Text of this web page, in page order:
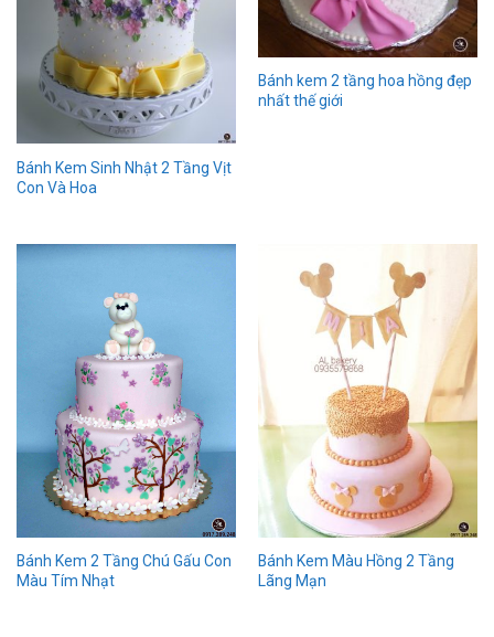
Bánh Kem Sinh Nhật 2 Tầng Vịt
Con Và Hoa
Bánh kem 2 tầng hoa hồng đẹp
nhất thế giới
Bánh Kem 2 Tầng Chú Gấu Con
Màu Tím Nhạt
Bánh Kem Màu Hồng 2 Tầng
Lãng Mạn